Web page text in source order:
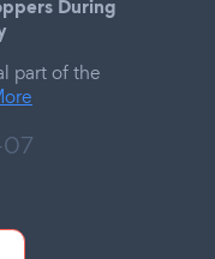
During
part of the